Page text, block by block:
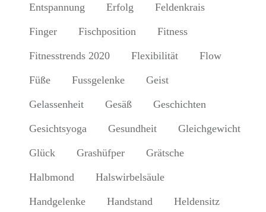
Entspannung Erfolg Feldenkrais
Finger Fischposition Fitness
Fitnesstrends 2020 Flexibilität Flow
Füße Fussgelenke Geist
Gelassenheit Gesäß Geschichten
Gesichtsyoga Gesundheit Gleichgewicht
Glück Grashüfper Grätsche
Halbmond Halswirbelsäule
Handgelenke Handstand Heldensitz